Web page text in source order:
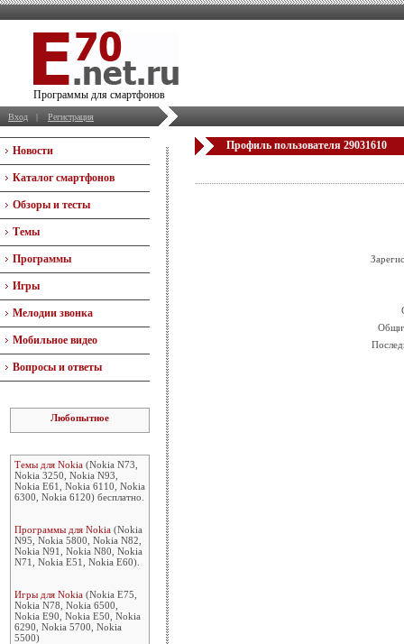
Программы для смартфонов
Вход | Регистрация
Новости
Каталог смартфонов
Обзоры и тесты
Темы
Программы
Игры
Мелодии звонка
Мобильное видео
Вопросы и ответы
Любопытное
Темы для Nokia (Nokia N73,
Nokia 3250, Nokia N93,
Nokia E61, Nokia 6110, Nokia
6300, Nokia 6120) бесплатно.
Программы для Nokia (Nokia
N95, Nokia 5800, Nokia N82,
Nokia N91, Nokia N80, Nokia
N71, Nokia E51, Nokia E60).
Игры для Nokia (Nokia E75,
Nokia N78, Nokia 6500,
Nokia E90, Nokia E50, Nokia
6290, Nokia 5700, Nokia
5500)
Профиль пользователя 29031610